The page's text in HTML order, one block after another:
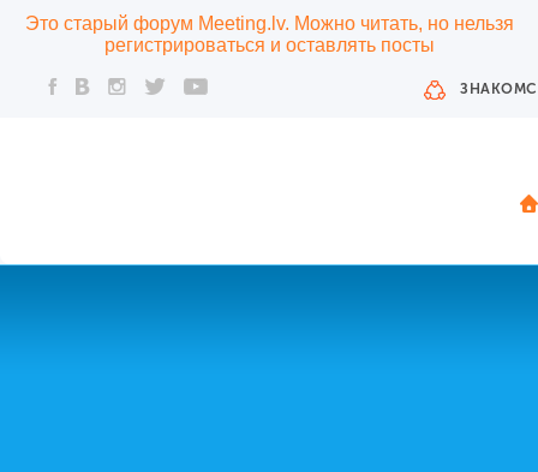
Это старый форум Meeting.lv. Можно читать, но нельзя
регистрироваться и оставлять посты